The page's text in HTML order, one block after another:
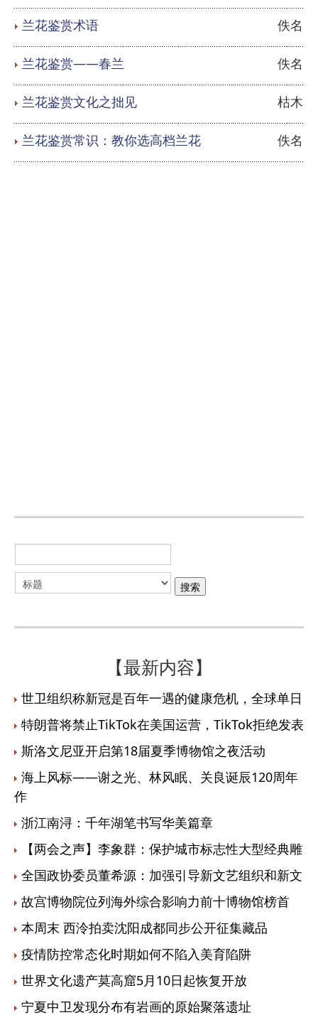
兰花鉴赏术语 佚名
兰花鉴赏——春兰 佚名
兰花鉴赏文化之拙见 枯木
兰花鉴赏常识：教你选高档兰花 佚名
【最新内容】
世卫组织称新冠是百年一遇的健康危机，全球单日
特朗普将禁止TikTok在美国运营，TikTok拒绝发表
斯洛文尼亚开启第18届夏季博物馆之夜活动
海上风标——谢之光、林风眠、关良诞辰120周年
作
浙江南浔：千年湖笔书写华美篇章
【两会之声】李象群：保护城市标志性大型经典雕
全国政协委员董希源：加强引导新文艺组织和新文
故宫博物院位列海外综合影响力前十博物馆榜首
本周末 西泠拍卖沈阳成都同步公开征集藏品
疫情防控常态化时期如何不陷入美育陷阱
世界文化遗产莫高窟5月10日起恢复开放
宁夏中卫发现分布有岩画的原始聚落遗址